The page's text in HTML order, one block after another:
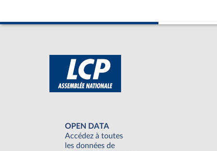
OPEN DATA
Accédez à toutes
les données de